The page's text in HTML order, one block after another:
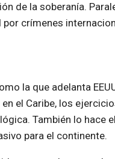
de la soberanía.
crímenes
la que adelanta
el Caribe, los
También lo
para el continente.